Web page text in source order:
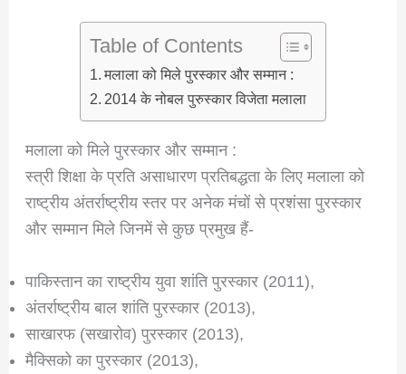
Table of Contents
मलाला को मिले पुरस्कार और सम्मान :
2014 के नोबल पुरुस्कार विजेता मलाला
मलाला को मिले पुरस्कार और सम्मान :
स्त्री शिक्षा के प्रति असाधारण प्रतिबद्धता के लिए मलाला को
राष्ट्रीय अंतर्राष्ट्रीय स्तर पर अनेक मंचों से प्रशंसा पुरस्कार
और सम्मान मिले जिनमें से कुछ प्रमुख हैं-
पाकिस्तान का राष्ट्रीय युवा शांति पुरस्कार (2011),
अंतर्राष्ट्रीय बाल शांति पुरस्कार (2013),
साखारफ (सखारोव) पुरस्कार (2013),
मैक्सिको का पुरस्कार (2013),